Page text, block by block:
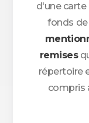
d'une
fonds
remises
répertoire
compris